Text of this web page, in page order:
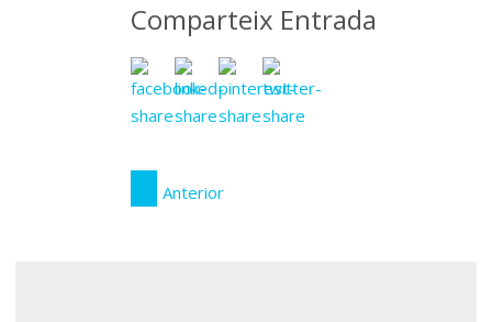
Comparteix Entrada
Anterior